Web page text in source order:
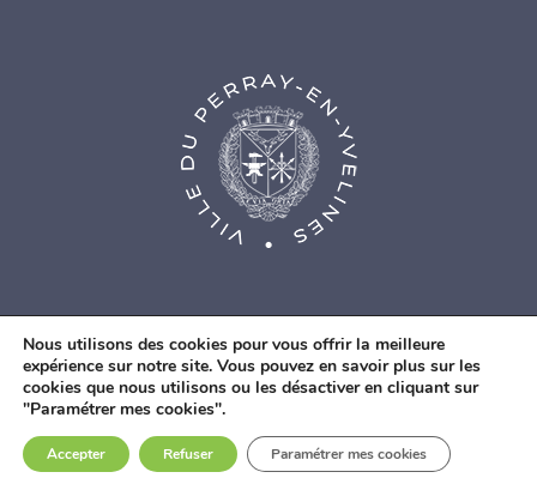
© Agence Web Fidesio|Mentions légales|Politique de
confidentialité|Contacts
Nous utilisons des cookies pour vous offrir la meilleure
expérience sur notre site. Vous pouvez en savoir plus sur les
cookies que nous utilisons ou les désactiver en cliquant sur
"Paramétrer mes cookies".
Accepter Refuser Paramétrer mes cookies